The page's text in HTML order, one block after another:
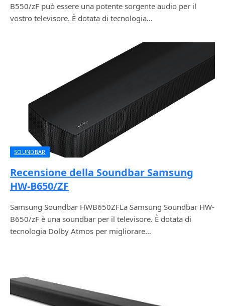
B550/zF può essere una potente sorgente audio per il
vostro televisore. È dotata di tecnologia…
SOUNDBAR
Recensione della Soundbar Samsung
HW-B650/ZF
Samsung Soundbar HWB650ZFLa Samsung Soundbar HW-
B650/zF è una soundbar per il televisore. È dotata di
tecnologia Dolby Atmos per migliorare…